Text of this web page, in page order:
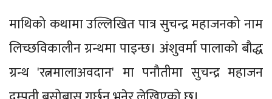
माथिको कथामा उल्लिखित पात्र सुचन्द्र महाजनको नाम
लिच्छविकालीन ग्रन्थमा पाइन्छ। अंशुवर्मा पालाको बौद्ध
ग्रन्थ 'रत्नमालाअवदान' मा पनौतीमा सुचन्द्र महाजन